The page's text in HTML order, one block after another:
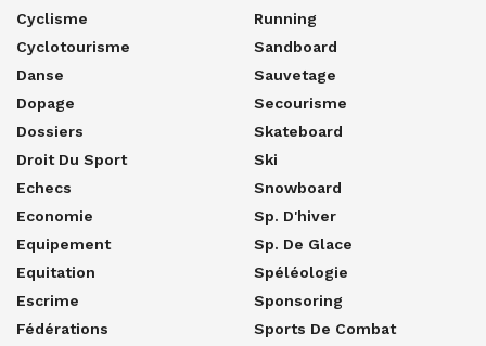
Cyclisme
Cyclotourisme
Danse
Dopage
Dossiers
Droit Du Sport
Echecs
Economie
Equipement
Equitation
Escrime
Fédérations
Running
Sandboard
Sauvetage
Secourisme
Skateboard
Ski
Snowboard
Sp. D'hiver
Sp. De Glace
Spéléologie
Sponsoring
Sports De Combat